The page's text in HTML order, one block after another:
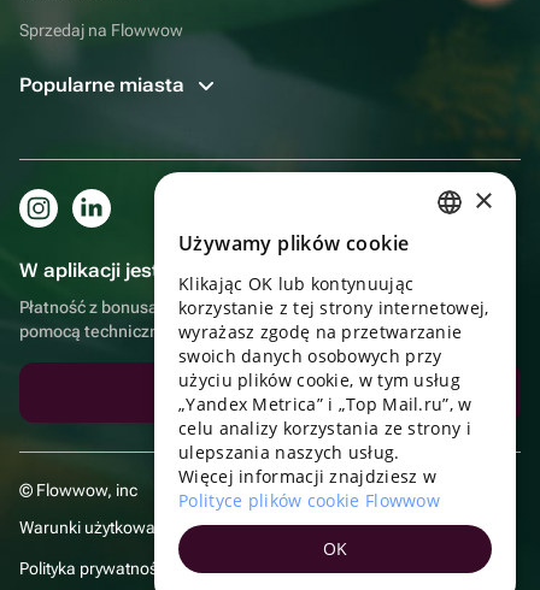
Sprzedaj na Flowwow
Popularne miasta
W aplikacji jest to jeszcze wygodniejsze!
Płatność z bonusami, samodzielna dostawa, wygodny czat z
pomocą techniczną
Pobierz aplikację
© Flowwow, inc
Warunki użytkowania
Polityka prywatności
UKRAINIAN
PORTUGUESE
SPANISH
TURKISH
×
Używamy plików cookie
Klikając OK lub kontynuując
korzystanie z tej strony internetowej,
wyrażasz zgodę na przetwarzanie
swoich danych osobowych przy
użyciu plików cookie, w tym usług
„Yandex Metrica” i „Top Mail.ru”, w
celu analizy korzystania ze strony i
ulepszania naszych usług.
Więcej informacji znajdziesz w
Polityce plików cookie Flowwow
OK